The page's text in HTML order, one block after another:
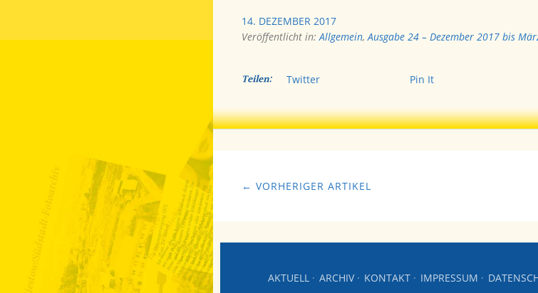
14. DEZEMBER 2017
Veröffentlicht in:Allgemein,Ausgabe 24 – Dezember 2017 bis
Teilen: Twitter Pin It
← VORHERIGER ARTIKEL
AKTUELL ARCHIV KONTAKT IMPRESSUM